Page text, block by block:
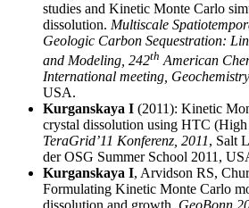
studies and Kinetic Monte Carlo
dissolution. Multiscale
Geologic Carbon Sequestration:
and Modeling, 242th American
International meeting,
USA.
Kurganskaya I (2011): Kinetic
crystal dissolution using HTC
TeraGrid’11 Konferenz, 2011, Salt
derOSG Summer School 2011 ,
Kurganskaya I, Arvidson RS,
Formulating Kinetic Monte Carlo
dissolution and growth. GeoBonn